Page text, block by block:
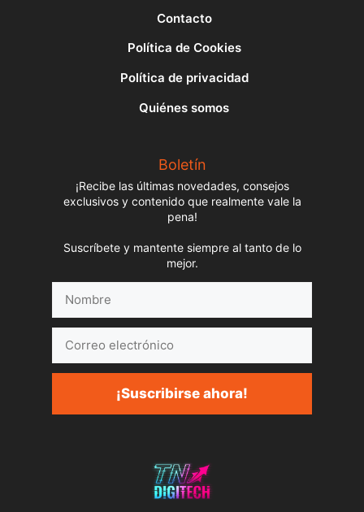
Contacto
Política de Cookies
Política de privacidad
Quiénes somos
Boletín
¡Recibe las últimas novedades, consejos
exclusivos y contenido que realmente vale la
pena!
Suscríbete y mantente siempre al tanto de lo
mejor.
electrónico
¡Suscribirse ahora!